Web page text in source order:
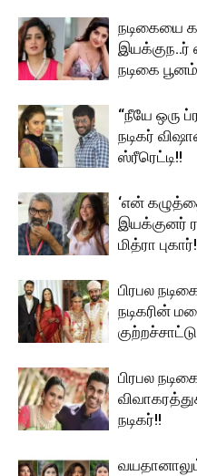
நடிகையை
இயக்குந..ர்
நடிகை
“நீயே ஒரு
நடிகர்
ஸ்ரீரெட்டி!!
‘என்
இயக்குனர்
மித்ரா
பிரபல
நடிகரின்
பிரபல
நடிகர்!!